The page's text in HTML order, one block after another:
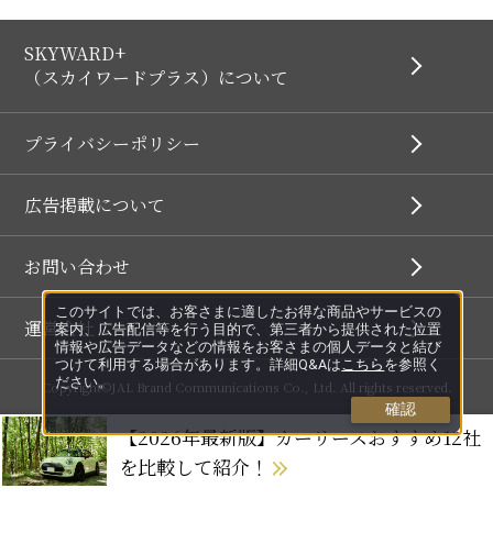
【2026年最新版】カーリースおすすめ12社
を比較して紹介！
SKYWARD+
（スカイワードプラス）について
プライバシーポリシー
広告掲載について
お問い合わせ
運営会社
Copyright©JAL Brand Communications Co., Ltd. All rights reserved.
このサイトでは、お客さまに適したお得な商品やサービスの
案内、広告配信等を行う目的で、第三者から提供された位置
情報や広告データなどの情報をお客さまの個人データと結び
つけて利用する場合があります。詳細Q&Aはこちら を参照く
ださい。
確認